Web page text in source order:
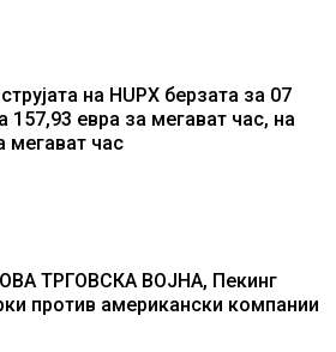
на HUPX берзата за 07
157,93 евра за мегават час, на
мегават час
ТРГОВСКА ВОЈНА, Пекинг
против американски компании